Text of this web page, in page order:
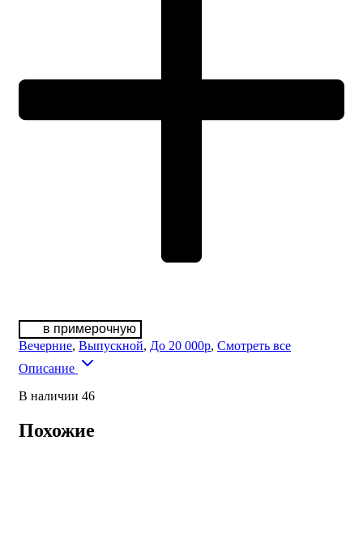
в примерочную
Вечерние, Выпускной, До 20 000р, Смотреть все
Описание
В наличии 46
Похожие